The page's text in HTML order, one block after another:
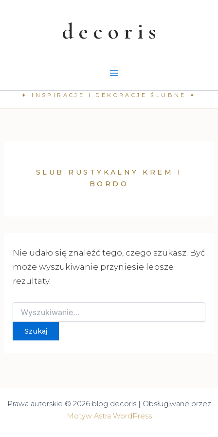
SLUB RUSTYKALNY KREM I
BORDO
Nie udało się znaleźć tego, czego szukasz. Być
może wyszukiwanie przyniesie lepsze
rezultaty.
Szukaj
dla:
Prawa autorskie © 2026 blog decoris | Obsługiwane przez
Motyw Astra WordPress